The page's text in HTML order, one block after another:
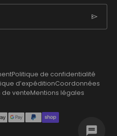
send
Politique de confidentialité
d’expéditionCoordonnées
de venteMentions légales